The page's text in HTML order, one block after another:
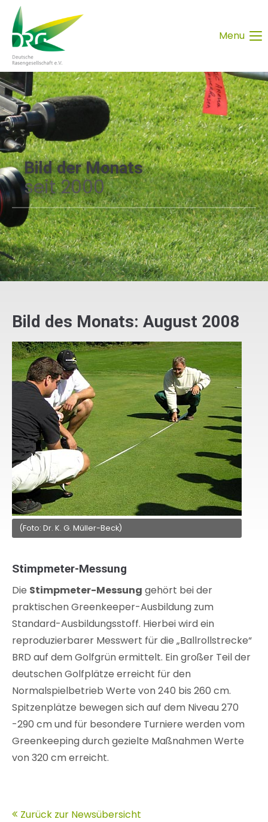
Menu
Bild der Monats
seit 2000
Bild des Monats: August 2008
(Foto: Dr. K. G. Müller-Beck)
Stimpmeter-Messung
Die Stimpmeter-Messung gehört bei der
praktischen Greenkeeper-Ausbildung zum
Standard-Ausbildungsstoff. Hierbei wird ein
reproduzierbarer Messwert für die „Ballrollstrecke“
BRD auf dem Golfgrün ermittelt. Ein großer Teil der
deutschen Golfplätze erreicht für den
Normalspielbetrieb Werte von 240 bis 260 cm.
Spitzenplätze bewegen sich auf dem Niveau 270
-290 cm und für besondere Turniere werden vom
Greenkeeping durch gezielte Maßnahmen Werte
von 320 cm erreicht.
Zurück zur Newsübersicht